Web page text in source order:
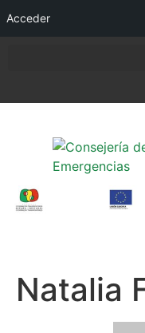
Acceder
Natalia